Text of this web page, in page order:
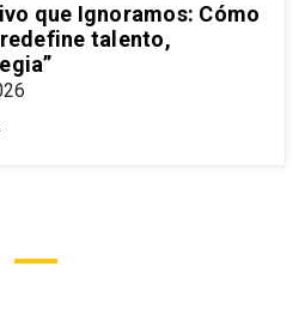
que Ignoramos: Cómo
talento,